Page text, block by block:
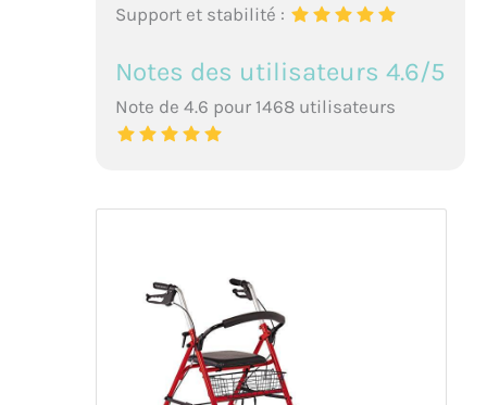
Support et stabilité :
Notes des utilisateurs 4.6/5
Note de 4.6 pour 1468 utilisateurs